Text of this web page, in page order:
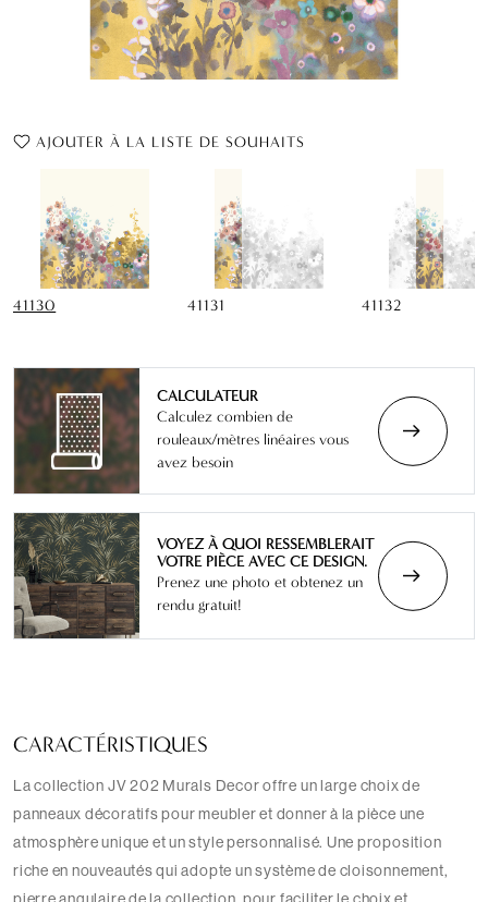
AJOUTER À LA LISTE DE SOUHAITS
41130 41131 41132
CALCULATEUR
Calculez combien de
rouleaux/mètres linéaires vous
avez besoin
VOYEZ À QUOI RESSEMBLERAIT
VOTRE PIÈCE AVEC CE DESIGN.
Prenez une photo et obtenez un
rendu gratuit!
CARACTÉRISTIQUES
La collection JV 202 Murals Decor offre un large choix de
panneaux décoratifs pour meubler et donner à la pièce une
atmosphère unique et un style personnalisé. Une proposition
riche en nouveautés qui adopte un système de cloisonnement,